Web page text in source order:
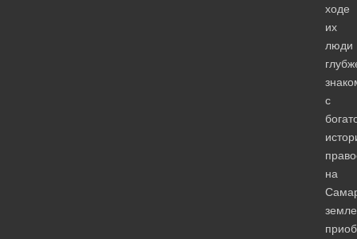
ходе
их
люди
с
на